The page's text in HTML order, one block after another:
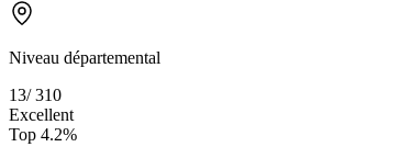
Niveau départemental
13/310
Excellent
Top 4.2%